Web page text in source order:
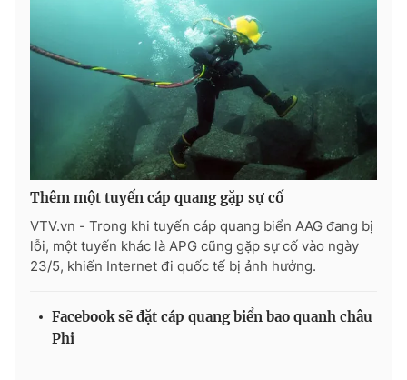
Theo dõi báo trên
Cơ quan chủ quản: Đài Truyền hình Việt Nam
Cơ quan báo chí: Thời báo VTV
Giấy phép hoạt động báo in và báo điện tử số 483/GP-BTTTT
Tổng Biên tập:Vũ Thanh Thủy
Phó Tổng Biên tập:
Thêm một tuyến cáp quang gặp sự cố
VTV.vn - Trong khi tuyến cáp quang biển AAG đang bị
lỗi, một tuyến khác là APG cũng gặp sự cố vào ngày
23/5, khiến Internet đi quốc tế bị ảnh hưởng.
Facebook sẽ đặt cáp quang biển bao quanh châu
Phi